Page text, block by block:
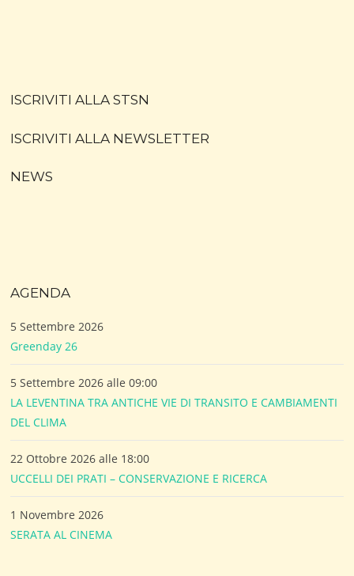
ISCRIVITI ALLA STSN
ISCRIVITI ALLA NEWSLETTER
NEWS
AGENDA
5 Settembre 2026
Greenday 26
5 Settembre 2026 alle 09:00
LA LEVENTINA TRA ANTICHE VIE DI TRANSITO E CAMBIAMENTI
DEL CLIMA
22 Ottobre 2026 alle 18:00
UCCELLI DEI PRATI – CONSERVAZIONE E RICERCA
1 Novembre 2026
SERATA AL CINEMA